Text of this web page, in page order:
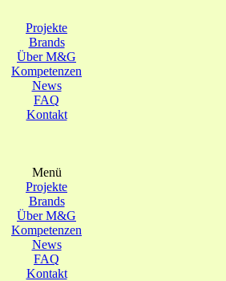
Projekte
Brands
Über M&G
Kompetenzen
News
FAQ
Kontakt
Menü
Projekte
Brands
Über M&G
Kompetenzen
News
FAQ
Kontakt